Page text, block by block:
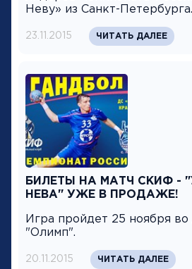
Неву» из Санкт-Петербурга.
23.11.2015 ЧИТАТЬ ДАЛЕЕ
БИЛЕТЫ НА МАТЧ СКИФ -
НЕВА" УЖЕ В ПРОДАЖЕ!
Игра пройдет 25 ноября
"Олимп".
20.11.2015 ЧИТАТЬ ДАЛЕЕ